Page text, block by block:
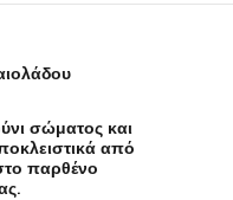
σώματος και
από
παρθένο
.